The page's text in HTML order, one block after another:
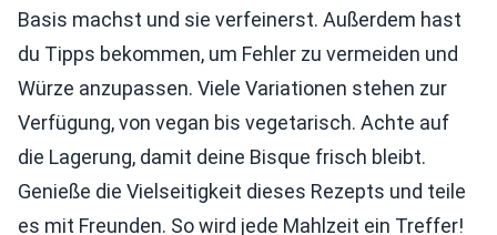
Basis machst und sie verfeinerst. Außerdem hast
du Tipps bekommen, um Fehler zu vermeiden und
Würze anzupassen. Viele Variationen stehen zur
Verfügung, von vegan bis vegetarisch. Achte auf
die Lagerung, damit deine Bisque frisch bleibt.
Genieße die Vielseitigkeit dieses Rezepts und teile
es mit Freunden. So wird jede Mahlzeit ein Treffer!